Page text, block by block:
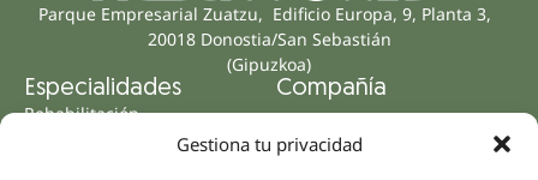
Gestiona tu privacidad
Parque Empresarial Zuatzu, Edificio Europa, 9, Planta 3,
20018 Donostia/San Sebastián
(Gipuzkoa)
Especialidades
Rehabilitación
Compañía
Sobre nosotros
Equipo humano